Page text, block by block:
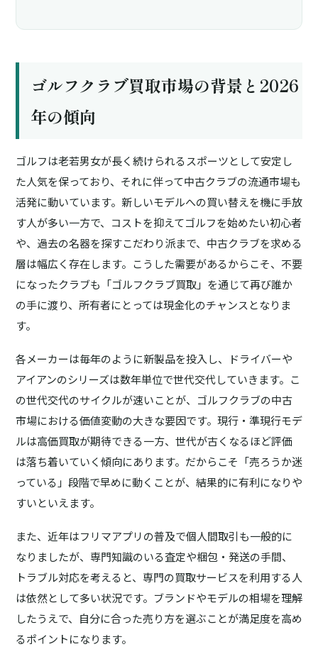
ゴルフクラブ買取市場の背景と2026
年の傾向
ゴルフは老若男女が長く続けられるスポーツとして安定し
た人気を保っており、それに伴って中古クラブの流通市場も
活発に動いています。新しいモデルへの買い替えを機に手放
す人が多い一方で、コストを抑えてゴルフを始めたい初心者
や、過去の名器を探すこだわり派まで、中古クラブを求める
層は幅広く存在します。こうした需要があるからこそ、不要
になったクラブも「ゴルフクラブ買取」を通じて再び誰か
の手に渡り、所有者にとっては現金化のチャンスとなりま
す。
各メーカーは毎年のように新製品を投入し、ドライバーや
アイアンのシリーズは数年単位で世代交代していきます。こ
の世代交代のサイクルが速いことが、ゴルフクラブの中古
市場における価値変動の大きな要因です。現行・準現行モデ
ルは高価買取が期待できる一方、世代が古くなるほど評価
は落ち着いていく傾向にあります。だからこそ「売ろうか迷
っている」段階で早めに動くことが、結果的に有利になりや
すいといえます。
また、近年はフリマアプリの普及で個人間取引も一般的に
なりましたが、専門知識のいる査定や梱包・発送の手間、
トラブル対応を考えると、専門の買取サービスを利用する人
は依然として多い状況です。ブランドやモデルの相場を理解
したうえで、自分に合った売り方を選ぶことが満足度を高め
るポイントになります。